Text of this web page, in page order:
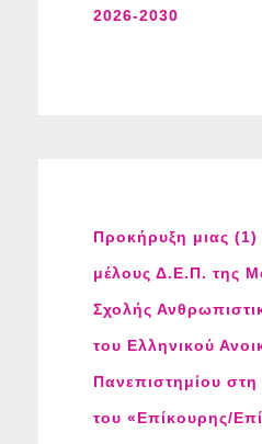
2026-2030
Προκήρυξη μιας (1)
μέλους Δ.Ε.Π. της
Σχολής
του Ελληνικού
Πανεπιστημίου στη
του «Επίκουρης/